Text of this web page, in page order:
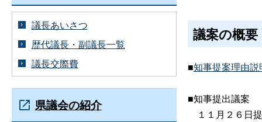
議案の概要
■知事提案理由説
■知事提出議案
１１月２６日
議長あいさつ
歴代議長・副議長一覧
議長交際費
県議会の紹介